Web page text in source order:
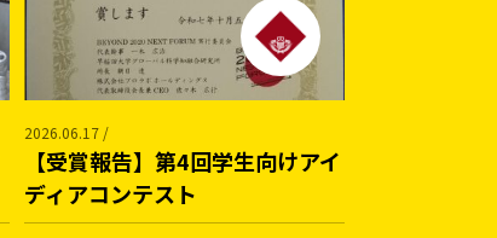
2026.06.17 /
【受賞報告】第4回学生向けアイ
ディアコンテスト